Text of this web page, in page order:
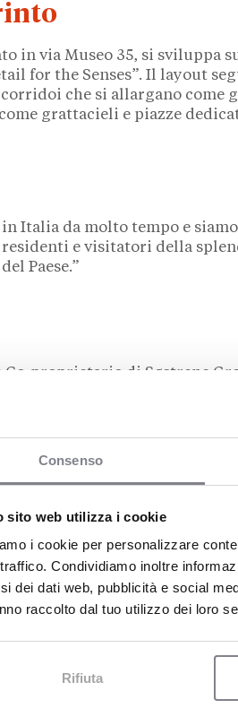
Consenso
sito web utilizza i cookie
i cookie per personalizzare
Condividiamo inoltre
dei dati web, pubblicità e social
raccolto dal tuo utilizzo dei loro
Rifiuta
in via Museo 35, si sviluppa
for the Senses”. Il layout
corridoi che si allargano come
grattacieli e piazze
in Italia da molto tempo e
e visitatori della
Paese.”
proprietario di Søstrene
una location strategica per
abituale dell’insegna:
giocattoli, specialità
le feste. Contestualmente
italiano, lanciato lo scorso
i piani di
ItaliaOggi, il prossimo passo è
il gruppo non ha ancora